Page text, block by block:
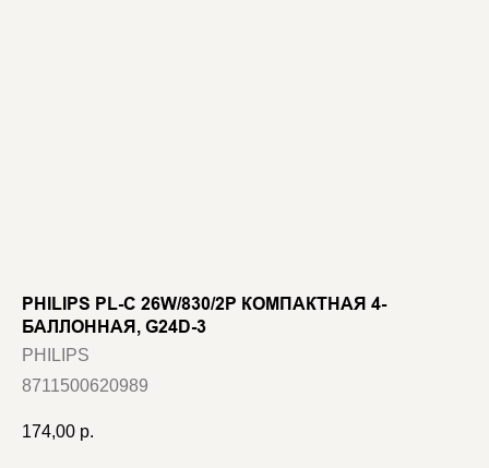
PHILIPS PL-C 26W/830/2P КОМПАКТНАЯ 4-
БАЛЛОННАЯ, G24D-3
PHILIPS
8711500620989
174,00 р.